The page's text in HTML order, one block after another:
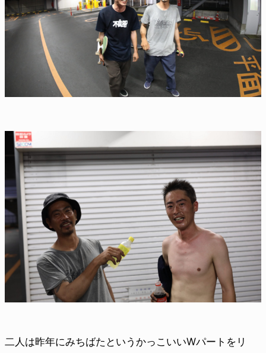
二人は昨年にみちばたというかっこいいWパートをリ